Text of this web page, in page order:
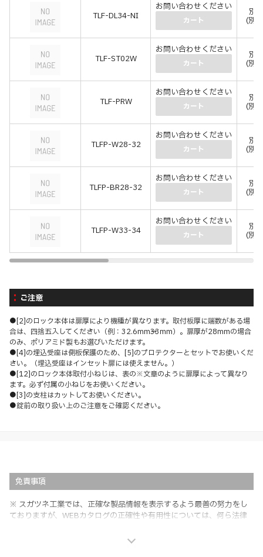
TLF-DL34-NI
お問い合わせください
カート
別
(別
TLF-ST02W
お問い合わせください
カート
別
(別
TLF-PRW
お問い合わせください
カート
別
(別
TLFP-W28-32
お問い合わせください
カート
別
(別
TLFP-BR28-32
お問い合わせください
カート
別
(別
TLFP-W33-34
お問い合わせください
カート
別
(別
ご注意
●[2]のロック本体は扉厚により機種が異なります。取付板厚に端数がある場
合は、四捨五入してください（例：32.6mm→33mm）。扉厚が28mmの場合
のみ、ポリアミド製もお選びいただけます。
●[4]の埋込受座は側板保護のため、[5]のプロテクターとセットでお使いくだ
さい。（埋込受座はインセット扉には使えません。）
●[12]のロック本体取付小ねじは、表の※文章のように扉厚によって異なり
ます。必ず付属の小ねじをお使いください。
●[3]の支柱はカットしてお使いください。
●錠前の取り扱い上のご注意をご確認ください。
免責事項
※ スガツネ工業では、正確な製品情報を表示するよう最善の努力をし
ておりますが、WEBカタログの正確性や有用性については、何ら法律